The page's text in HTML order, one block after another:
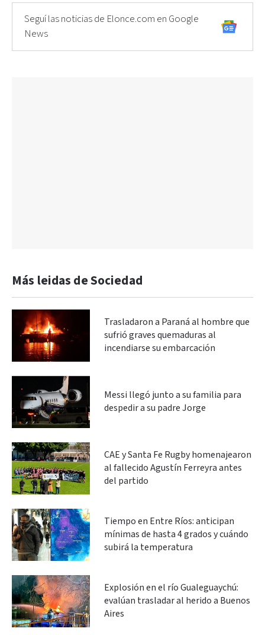
Seguí las noticias de Elonce.com en Google
News
Más leidas de Sociedad
Trasladaron a Paraná al hombre que
sufrió graves quemaduras al
incendiarse su embarcación
Messi llegó junto a su familia para
despedir a su padre Jorge
CAE y Santa Fe Rugby homenajearon
al fallecido Agustín Ferreyra antes
del partido
Tiempo en Entre Ríos: anticipan
mínimas de hasta 4 grados y cuándo
subirá la temperatura
Explosión en el río Gualeguaychú:
evalúan trasladar al herido a Buenos
Aires